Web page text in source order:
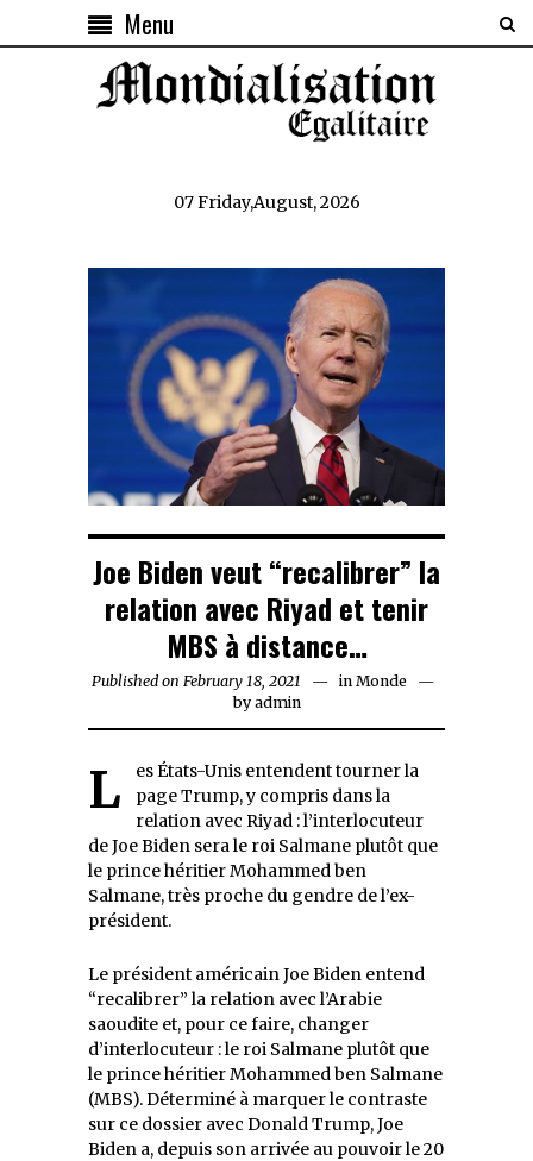
Menu
07 Friday,August, 2026
Joe Biden veut “recalibrer” la
relation avec Riyad et tenir
MBS à distance…
Published on February 18, 2021 February
in Monde
byadmin
Les États-Unis entendent tourner la
page Trump, y compris dans la
relation avec Riyad : l’interlocuteur
de Joe Biden sera le roi Salmane plutôt que
le prince héritier Mohammed ben
Salmane, très proche du gendre de l’ex-
président.
Le président américain Joe Biden entend
“recalibrer” la relation avec l’Arabie
saoudite et, pour ce faire, changer
d’interlocuteur : le roi Salmane plutôt que
le prince héritier Mohammed ben Salmane
(MBS). Déterminé à marquer le contraste
sur ce dossier avec Donald Trump, Joe
Biden a, depuis son arrivée au pouvoir le 20